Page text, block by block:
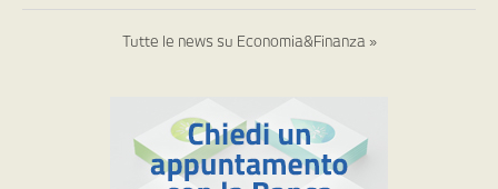
Tutte le news su Economia&Finanza »